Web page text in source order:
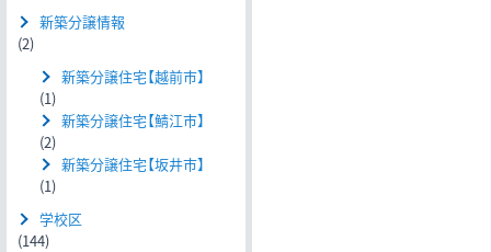
新築分譲情報
(2)
新築分譲住宅【越前市】
(1)
新築分譲住宅【鯖江市】
(2)
新築分譲住宅【坂井市】
(1)
学校区
(144)